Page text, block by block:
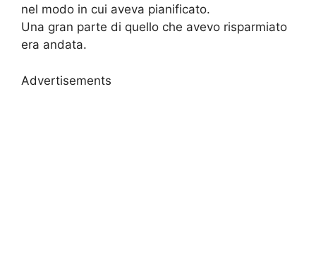
nel modo in cui aveva pianificato.
Una gran parte di quello che avevo risparmiato
era andata.
Advertisements